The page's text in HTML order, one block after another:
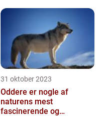
31 oktober 2023
Oddere er nogle af
naturens mest
fascinerende og